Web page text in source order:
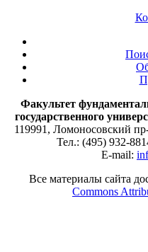
Факультет
государственного
119991, Ломоносовский
Тел.: (495) 932-
E-mail:
Все материалы сайта
Commons